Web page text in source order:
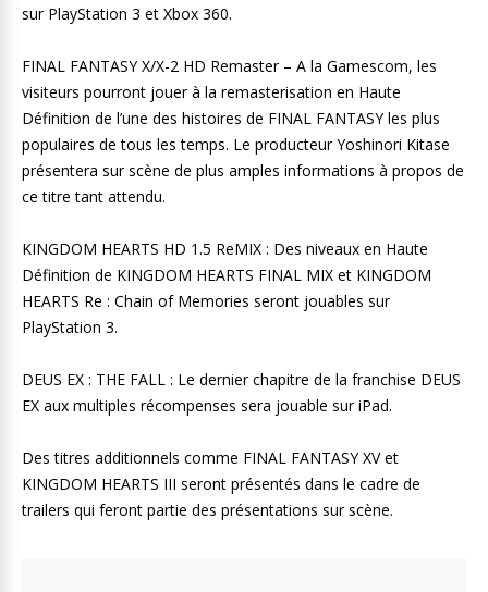
sur PlayStation 3 et Xbox 360.
FINAL FANTASY X/X-2 HD Remaster – A la Gamescom, les
visiteurs pourront jouer à la remasterisation en Haute
Définition de l’une des histoires de FINAL FANTASY les plus
populaires de tous les temps. Le producteur Yoshinori Kitase
présentera sur scène de plus amples informations à propos de
ce titre tant attendu.
KINGDOM HEARTS HD 1.5 ReMIX : Des niveaux en Haute
Définition de KINGDOM HEARTS FINAL MIX et KINGDOM
HEARTS Re : Chain of Memories seront jouables sur
PlayStation 3.
DEUS EX : THE FALL : Le dernier chapitre de la franchise DEUS
EX aux multiples récompenses sera jouable sur iPad.
Des titres additionnels comme FINAL FANTASY XV et
KINGDOM HEARTS III seront présentés dans le cadre de
trailers qui feront partie des présentations sur scène.